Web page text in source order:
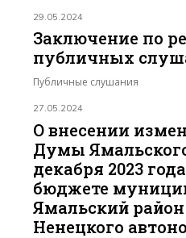
29.05.2024
Заключение по
публичных
Публичные слушания
27.05.2024
О внесении
Думы
декабря 2023
бюджете
Ямальский
Ненецкого